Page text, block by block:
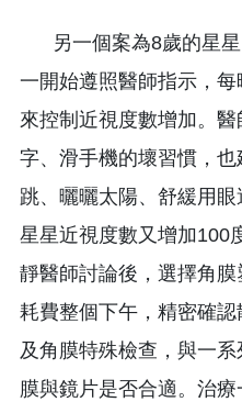
另一個案為8歲的星星
一開始遵照醫師指示，
來控制近視度數增加。
字、滑手機的壞習慣，
跳、曬曬太陽、舒緩用
星星近視度數又增加100
靜醫師討論後，選擇角
耗費整個下午，精密確
及角膜特殊檢查，與一
膜與鏡片是否合適。治